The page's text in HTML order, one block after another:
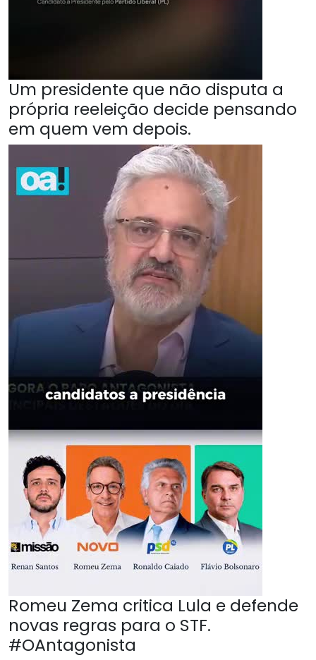
Um presidente que não disputa a
própria reeleição decide pensando
em quem vem depois.
Romeu Zema critica Lula e defende
novas regras para o STF.
#OAntagonista